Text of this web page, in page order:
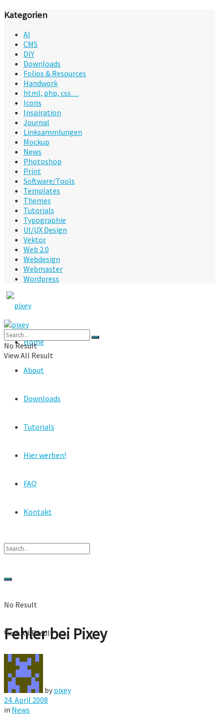
Kategorien
AI
CMS
DIY
Downloads
Folios & Resources
Handwork
html, php, css…
Icons
Inspiration
Journal
Linksammlungen
Mockup
News
Photoshop
Print
Software/Tools
Templates
Themes
Tutorials
Typographie
UI/UX Design
Vektor
Web 2.0
Webdesign
Webmaster
Wordpress
Home
About
Downloads
Tutorials
Hier werben!
FAQ
Kontakt
No Result
View All Result
No Result
View All Result
Fehler bei Pixey
by pixey
24. April 2008
in News